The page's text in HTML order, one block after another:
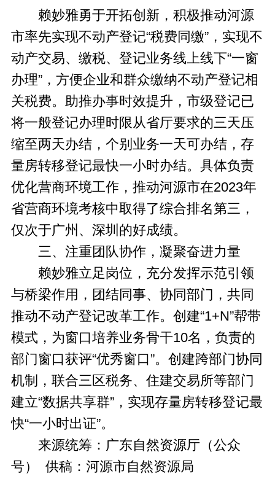
赖妙雅勇于开拓创新，积极推动河源
市率先实现不动产登记“税费同缴”，实现不
动产交易、缴税、登记业务线上线下“一窗
办理”，方便企业和群众缴纳不动产登记相
关税费。助推办事时效提升，市级登记已
将一般登记办理时限从省厅要求的三天压
缩至两天办结，个别业务一天可办结，存
量房转移登记最快一小时办结。具体负责
优化营商环境工作，推动河源市在2023年
省营商环境考核中取得了综合排名第三，
仅次于广州、深圳的好成绩。
三、注重团队协作，凝聚奋进力量
赖妙雅立足岗位，充分发挥示范引领
与桥梁作用，团结同事、协同部门，共同
推动不动产登记改革工作。创建“1+N”帮带
模式，为窗口培养业务骨干10名，负责的
部门窗口获评“优秀窗口”。创建跨部门协同
机制，联合三区税务、住建交易所等部门
建立“数据共享群”，实现存量房转移登记最
快“一小时出证”。
来源统筹：广东自然资源厅（公众
号） 供稿：河源市自然资源局